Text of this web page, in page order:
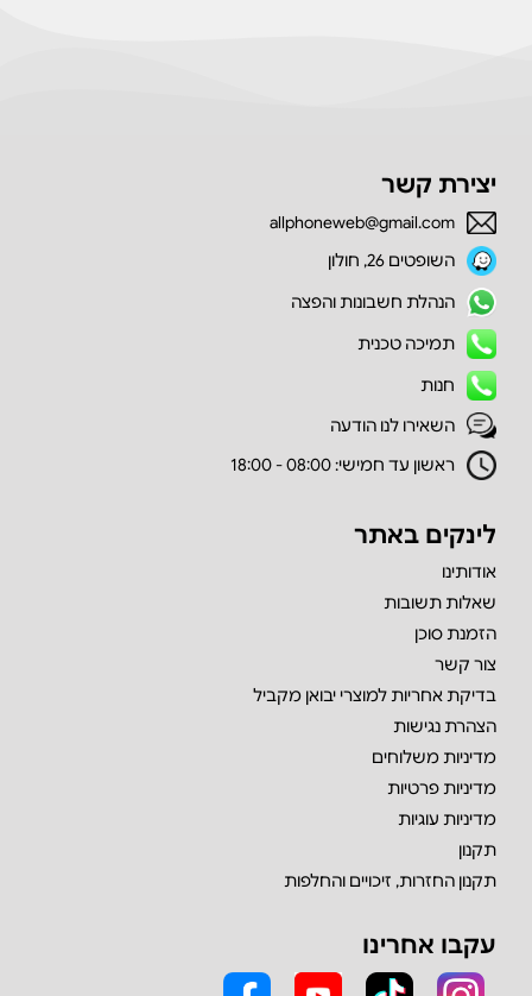
יצירת קשר
allphoneweb@gmail.com
השופטים 26, חולון
הנהלת חשבונות והפצה
תמיכה טכנית
חנות
השאירו לנו הודעה
ראשון עד חמישי: 08:00 - 18:00
לינקים באתר
אודותינו
שאלות תשובות
הזמנת סוכן
צור קשר
בדיקת אחריות למוצרי יבואן מקביל
הצהרת נגישות
מדיניות משלוחים
מדיניות פרטיות
מדיניות עוגיות
תקנון
תקנון החזרות, זיכויים והחלפות
עקבו אחרינו